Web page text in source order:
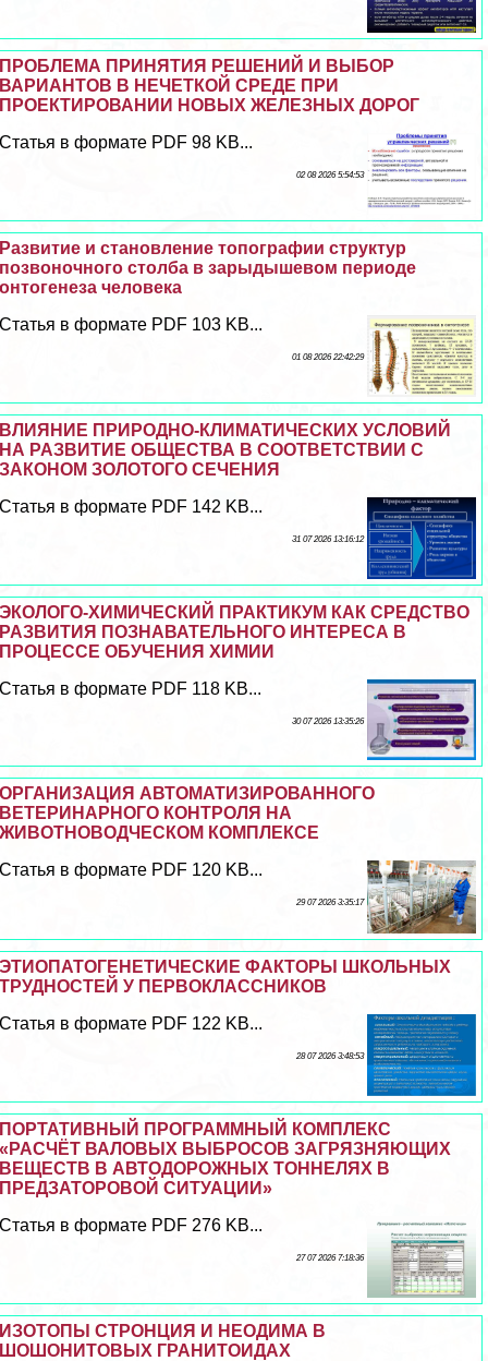
ПРОБЛЕМА ПРИНЯТИЯ РЕШЕНИЙ И ВЫБОР
ВАРИАНТОВ В НЕЧЕТКОЙ СРЕДЕ ПРИ
ПРОЕКТИРОВАНИИ НОВЫХ ЖЕЛЕЗНЫХ ДОРОГ
Статья в формате PDF 98 KB...
02 08 2026 5:54:53
Развитие и становление топографии структур
позвоночного столба в зарыдышевом периоде
онтогенеза человека
Статья в формате PDF 103 KB...
01 08 2026 22:42:29
ВЛИЯНИЕ ПРИРОДНО-КЛИМАТИЧЕСКИХ УСЛОВИЙ
НА РАЗВИТИЕ ОБЩЕСТВА В СООТВЕТСТВИИ С
ЗАКОНОМ ЗОЛОТОГО СЕЧЕНИЯ
Статья в формате PDF 142 KB...
31 07 2026 13:16:12
ЭКОЛОГО-ХИМИЧЕСКИЙ ПРАКТИКУМ КАК СРЕДСТВО
РАЗВИТИЯ ПОЗНАВАТЕЛЬНОГО ИНТЕРЕСА В
ПРОЦЕССЕ ОБУЧЕНИЯ ХИМИИ
Статья в формате PDF 118 KB...
30 07 2026 13:35:26
ОРГАНИЗАЦИЯ АВТОМАТИЗИРОВАННОГО
ВЕТЕРИНАРНОГО КОНТРОЛЯ НА
ЖИВОТНОВОДЧЕСКОМ КОМПЛЕКСЕ
Статья в формате PDF 120 KB...
29 07 2026 3:35:17
ЭТИОПАТОГЕНЕТИЧЕСКИЕ ФАКТОРЫ ШКОЛЬНЫХ
ТРУДНОСТЕЙ У ПЕРВОКЛАССНИКОВ
Статья в формате PDF 122 KB...
28 07 2026 3:48:53
ПОРТАТИВНЫЙ ПРОГРАММНЫЙ КОМПЛЕКС
«РАСЧЁТ ВАЛОВЫХ ВЫБРОСОВ ЗАГРЯЗНЯЮЩИХ
ВЕЩЕСТВ В АВТОДОРОЖНЫХ ТОННЕЛЯХ В
ПРЕДЗАТОРОВОЙ СИТУАЦИИ»
Статья в формате PDF 276 KB...
27 07 2026 7:18:36
ИЗОТОПЫ СТРОНЦИЯ И НЕОДИМА В
ШОШОНИТОВЫХ ГРАНИТОИДАХ